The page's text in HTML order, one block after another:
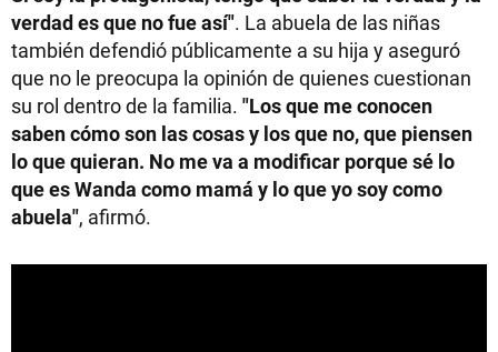
verdad es que no fue así". La abuela de las niñas
también defendió públicamente a su hija y aseguró
que no le preocupa la opinión de quienes cuestionan
su rol dentro de la familia. "Los que me conocen
saben cómo son las cosas y los que no, que piensen
lo que quieran. No me va a modificar porque sé lo
que es Wanda como mamá y lo que yo soy como
abuela", afirmó.